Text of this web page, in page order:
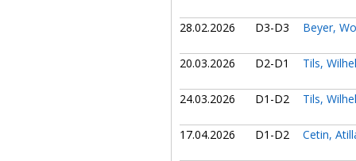
28.02.2026 D3-D3 Beyer,
20.03.2026 D2-D1 Tils,
24.03.2026 D1-D2 Tils,
17.04.2026 D1-D2 Cetin,